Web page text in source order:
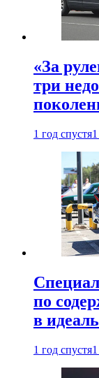
«За
три
1 год спустя
по
в
1 год спустя